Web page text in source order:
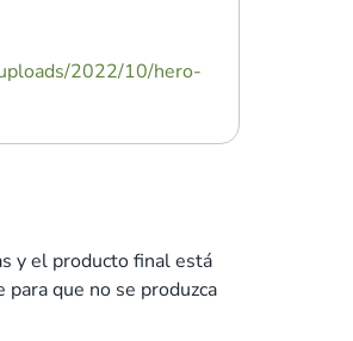
2022/10/hero-
y el producto final está
que no se produzca